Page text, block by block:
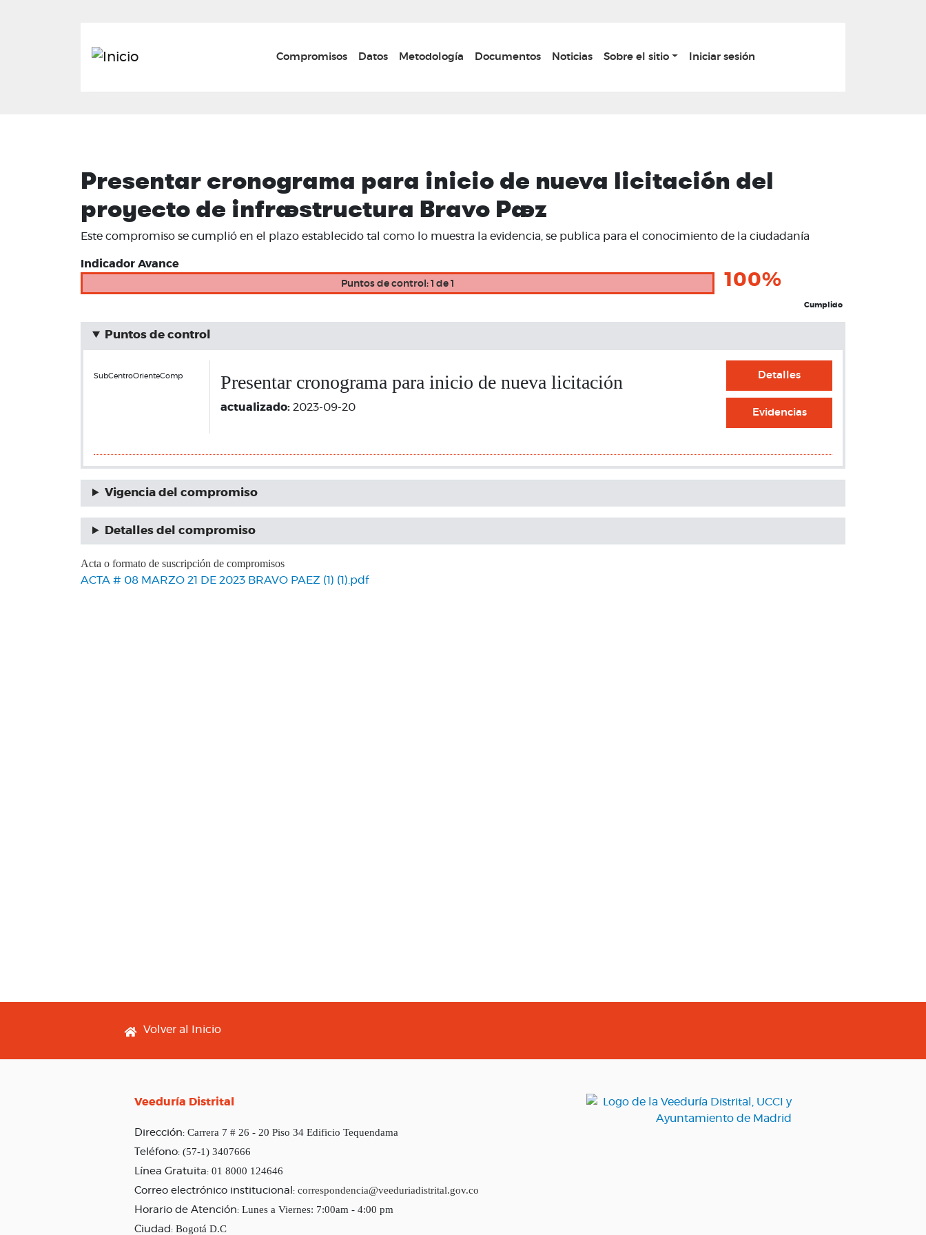
principal
Main navigation
Compromisos Datos Metodología Documentos Noticias Sobre el sitio Iniciar sesión
Presentar cronograma para inicio de nueva licitación del
proyecto de infraestructura Bravo Paez
Este compromiso se cumplió en el plazo establecido tal como lo muestra la evidencia, se publica para el conocimiento de la ciudadanía
Indicador Avance
Puntos de control: 1 de 1 100%
Cumplido
Puntos de control
SubCentroOrienteComp Presentar cronograma para inicio de nueva licitación
actualizado: 2023-09-20
Detalles
Evidencias
Vigencia del compromiso
Detalles del compromiso
Acta o formato de suscripción de compromisos
ACTA # 08 MARZO 21 DE 2023 BRAVO PAEZ (1) (1).pdf
Footer menu
Volver al Inicio
Veeduría Distrital
Dirección: Carrera 7 # 26 - 20 Piso 34 Edificio Tequendama
Teléfono: (57-1) 3407666
Línea Gratuita: 01 8000 124646
Correo electrónico institucional: correspondencia@veeduriadistrital.gov.co
Horario de Atención: Lunes a Viernes: 7:00am - 4:00 pm
Ciudad: Bogotá D.C